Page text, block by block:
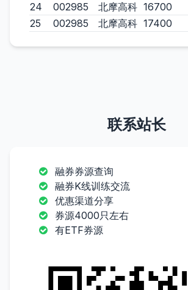
24
002985 北摩高科 16700
25
002985 北摩高科 17400
联系站长
融券券源查询
融券K线训练交流
优惠渠道分享
券源4000只左右
有ETF券源